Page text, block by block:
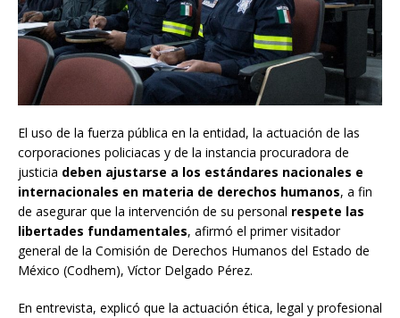
El uso de la fuerza pública en la entidad, la actuación de las
corporaciones policiacas y de la instancia procuradora de
justicia deben ajustarse a los estándares nacionales e
internacionales en materia de derechos humanos, a fin
de asegurar que la intervención de su personal respete las
libertades fundamentales, afirmó el primer visitador
general de la Comisión de Derechos Humanos del Estado de
México (Codhem), Víctor Delgado Pérez.
En entrevista, explicó que la actuación ética, legal y profesional